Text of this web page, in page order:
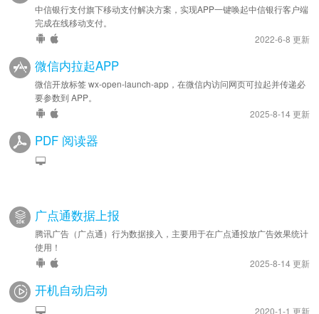
中信银行支付旗下移动支付解决方案，实现APP一键唤起中信银行客户端
完成在线移动支付。
2022-6-8 更新
微信内拉起APP
微信开放标签 wx-open-launch-app，在微信内访问网页可拉起并传递必
要参数到 APP。
2025-8-14 更新
PDF 阅读器
广点通数据上报
腾讯广告（广点通）行为数据接入，主要用于在广点通投放广告效果统计
使用！
2025-8-14 更新
开机自动启动
2020-1-1 更新